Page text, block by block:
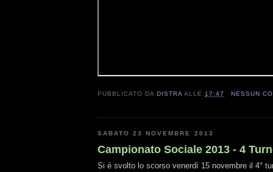
PUBBLICATO DADISTRA ALLE 17:47 NESSUN
SABATO 23 NOVEMBRE 2013
Campionato Sociale 2013 - 4
Si è svolto lo scorso venerdì 15 novembre il 4°